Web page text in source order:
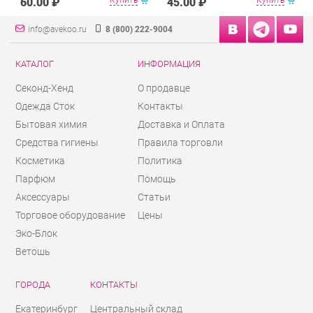
60.00 ₽ т.д
45.00 ₽
info@avekoo.ru 8 (800) 222-9004
КАТАЛОГ
Секонд-Хенд
Одежда Сток
Бытовая химия
Средства гигиены
Косметика
Парфюм
Аксессуары
Торговое оборудование
Эко-Блок
Ветошь
ИНФОРМАЦИЯ
О продавце
Контакты
Доставка и Оплата
Правила торговли
Политика
Помощь
Статьи
Цены
ГОРОДА
Екатеринбург
КОНТАКТЫ
Центральный склад